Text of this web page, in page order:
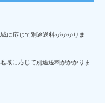
に応じて別途送料がかかりま
域に応じて別途送料がかかりま